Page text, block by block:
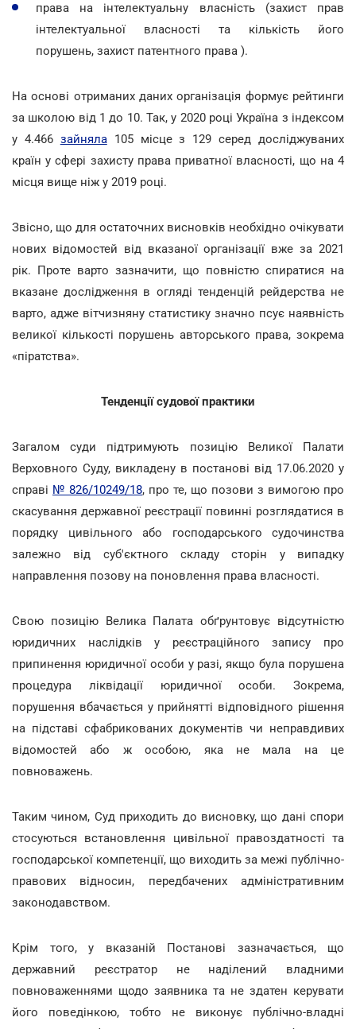
права на інтелектуальну власність (захист прав
інтелектуальної власності та кількість його
порушень, захист патентного права ).
На основі отриманих даних організація формує рейтинги
за школою від 1 до 10. Так, у 2020 році Україна з індексом
у 4.466 зайняла105 місце з 129 серед досліджуваних
країн у сфері захисту права приватної власності, що на 4
місця вище ніж у 2019 році.
Звісно, що для остаточних висновків необхідно очікувати
нових відомостей від вказаної організації вже за 2021
рік. Проте варто зазначити, що повністю спиратися на
вказане дослідження в огляді тенденцій рейдерства не
варто, адже вітчизняну статистику значно псує наявність
великої кількості порушень авторського права, зокрема
«піратства».
Тенденції судової практики
Загалом суди підтримують позицію Великої Палати
Верховного Суду, викладену в постанові від 17.06.2020 у
справі № 826/10249/18, про те, що позови з вимогою про
скасування державної реєстрації повинні розглядатися в
порядку цивільного або господарського судочинства
залежно від суб'єктного складу сторін у випадку
направлення позову на поновлення права власності.
Свою позицію Велика Палата обґрунтовує відсутністю
юридичних наслідків у реєстраційного запису про
припинення юридичної особи у разі, якщо була порушена
процедура ліквідації юридичної особи. Зокрема,
порушення вбачається у прийнятті відповідного рішення
на підставі сфабрикованих документів чи неправдивих
відомостей або ж особою, яка не мала на це
повноважень.
Таким чином, Суд приходить до висновку, що дані спори
стосуються встановлення цивільної правоздатності та
господарської компетенції, що виходить за межі публічно-
правових відносин, передбачених адміністративним
законодавством.
Крім того, у вказаній Постанові зазначається, що
державний реєстратор не наділений владними
повноваженнями щодо заявника та не здатен керувати
його поведінкою, тобто не виконує публічно-владні